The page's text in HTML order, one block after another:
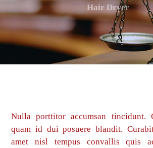
Hair Dryer
Nulla porttitor accumsan tincidunt.
quam id dui posuere blandit.
amet nisl tempus convallis quis